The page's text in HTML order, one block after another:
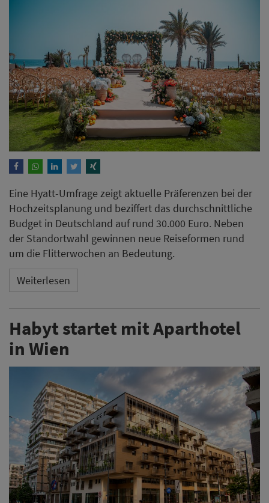
Eine Hyatt-Umfrage zeigt aktuelle Präferenzen bei der
Hochzeitsplanung und beziffert das durchschnittliche
Budget in Deutschland auf rund 30.000 Euro. Neben
der Standortwahl gewinnen neue Reiseformen rund
um die Flitterwochen an Bedeutung.
Weiterlesen
Habyt startet mit Aparthotel
in Wien